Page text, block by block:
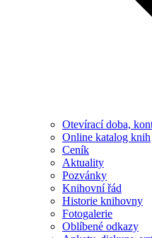
Otevírací doba,
Online katalog knih
Ceník
Aktuality
Pozvánky
Knihovní řád
Historie knihovny
Fotogalerie
Oblíbené odkazy